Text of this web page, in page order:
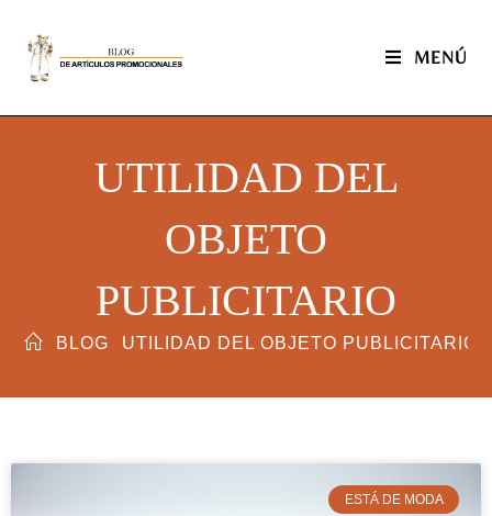
MENÚ
UTILIDAD DEL
OBJETO
PUBLICITARIO
BLOG UTILIDAD DEL OBJETO PUBLICITARIO
ESTÁ DE MODA